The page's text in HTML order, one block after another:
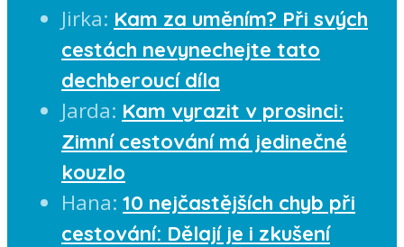
Jirka: Kam za uměním? Při svých
cestách nevynechejte tato
dechberoucí díla
Jarda: Kam vyrazit v prosinci:
Zimní cestování má jedinečné
kouzlo
Hana: 10 nejčastějších chyb při
cestování: Dělají je i zkušení